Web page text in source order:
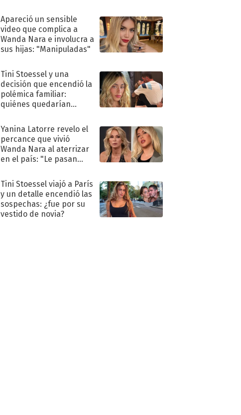
Apareció un sensible
video que complica a
Wanda Nara e involucra a
sus hijas: "Manipuladas"
Tini Stoessel y una
decisión que encendió la
polémica familiar:
quiénes quedarían
Yanina Latorre revelo el
percance que vivió
Wanda Nara al aterrizar
en el país: "Le pasan
Tini Stoessel viajó a París
y un detalle encendió las
sospechas: ¿fue por su
vestido de novia?